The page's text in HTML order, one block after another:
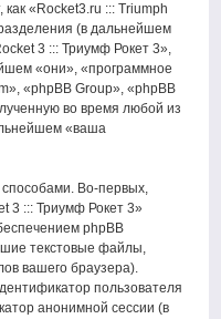
«Rocket3.ru ::: Triumph
(в дальнейшем
3 ::: Триумф Рокет 3»,
«они», «программное
«phpBB Group», «phpBB
во время любой из
«ваша
Во-первых,
3 ::: Триумф Рокет 3»
phpBB
текстовые файлы,
вашего браузера).
пользователя
анонимной сессии (в